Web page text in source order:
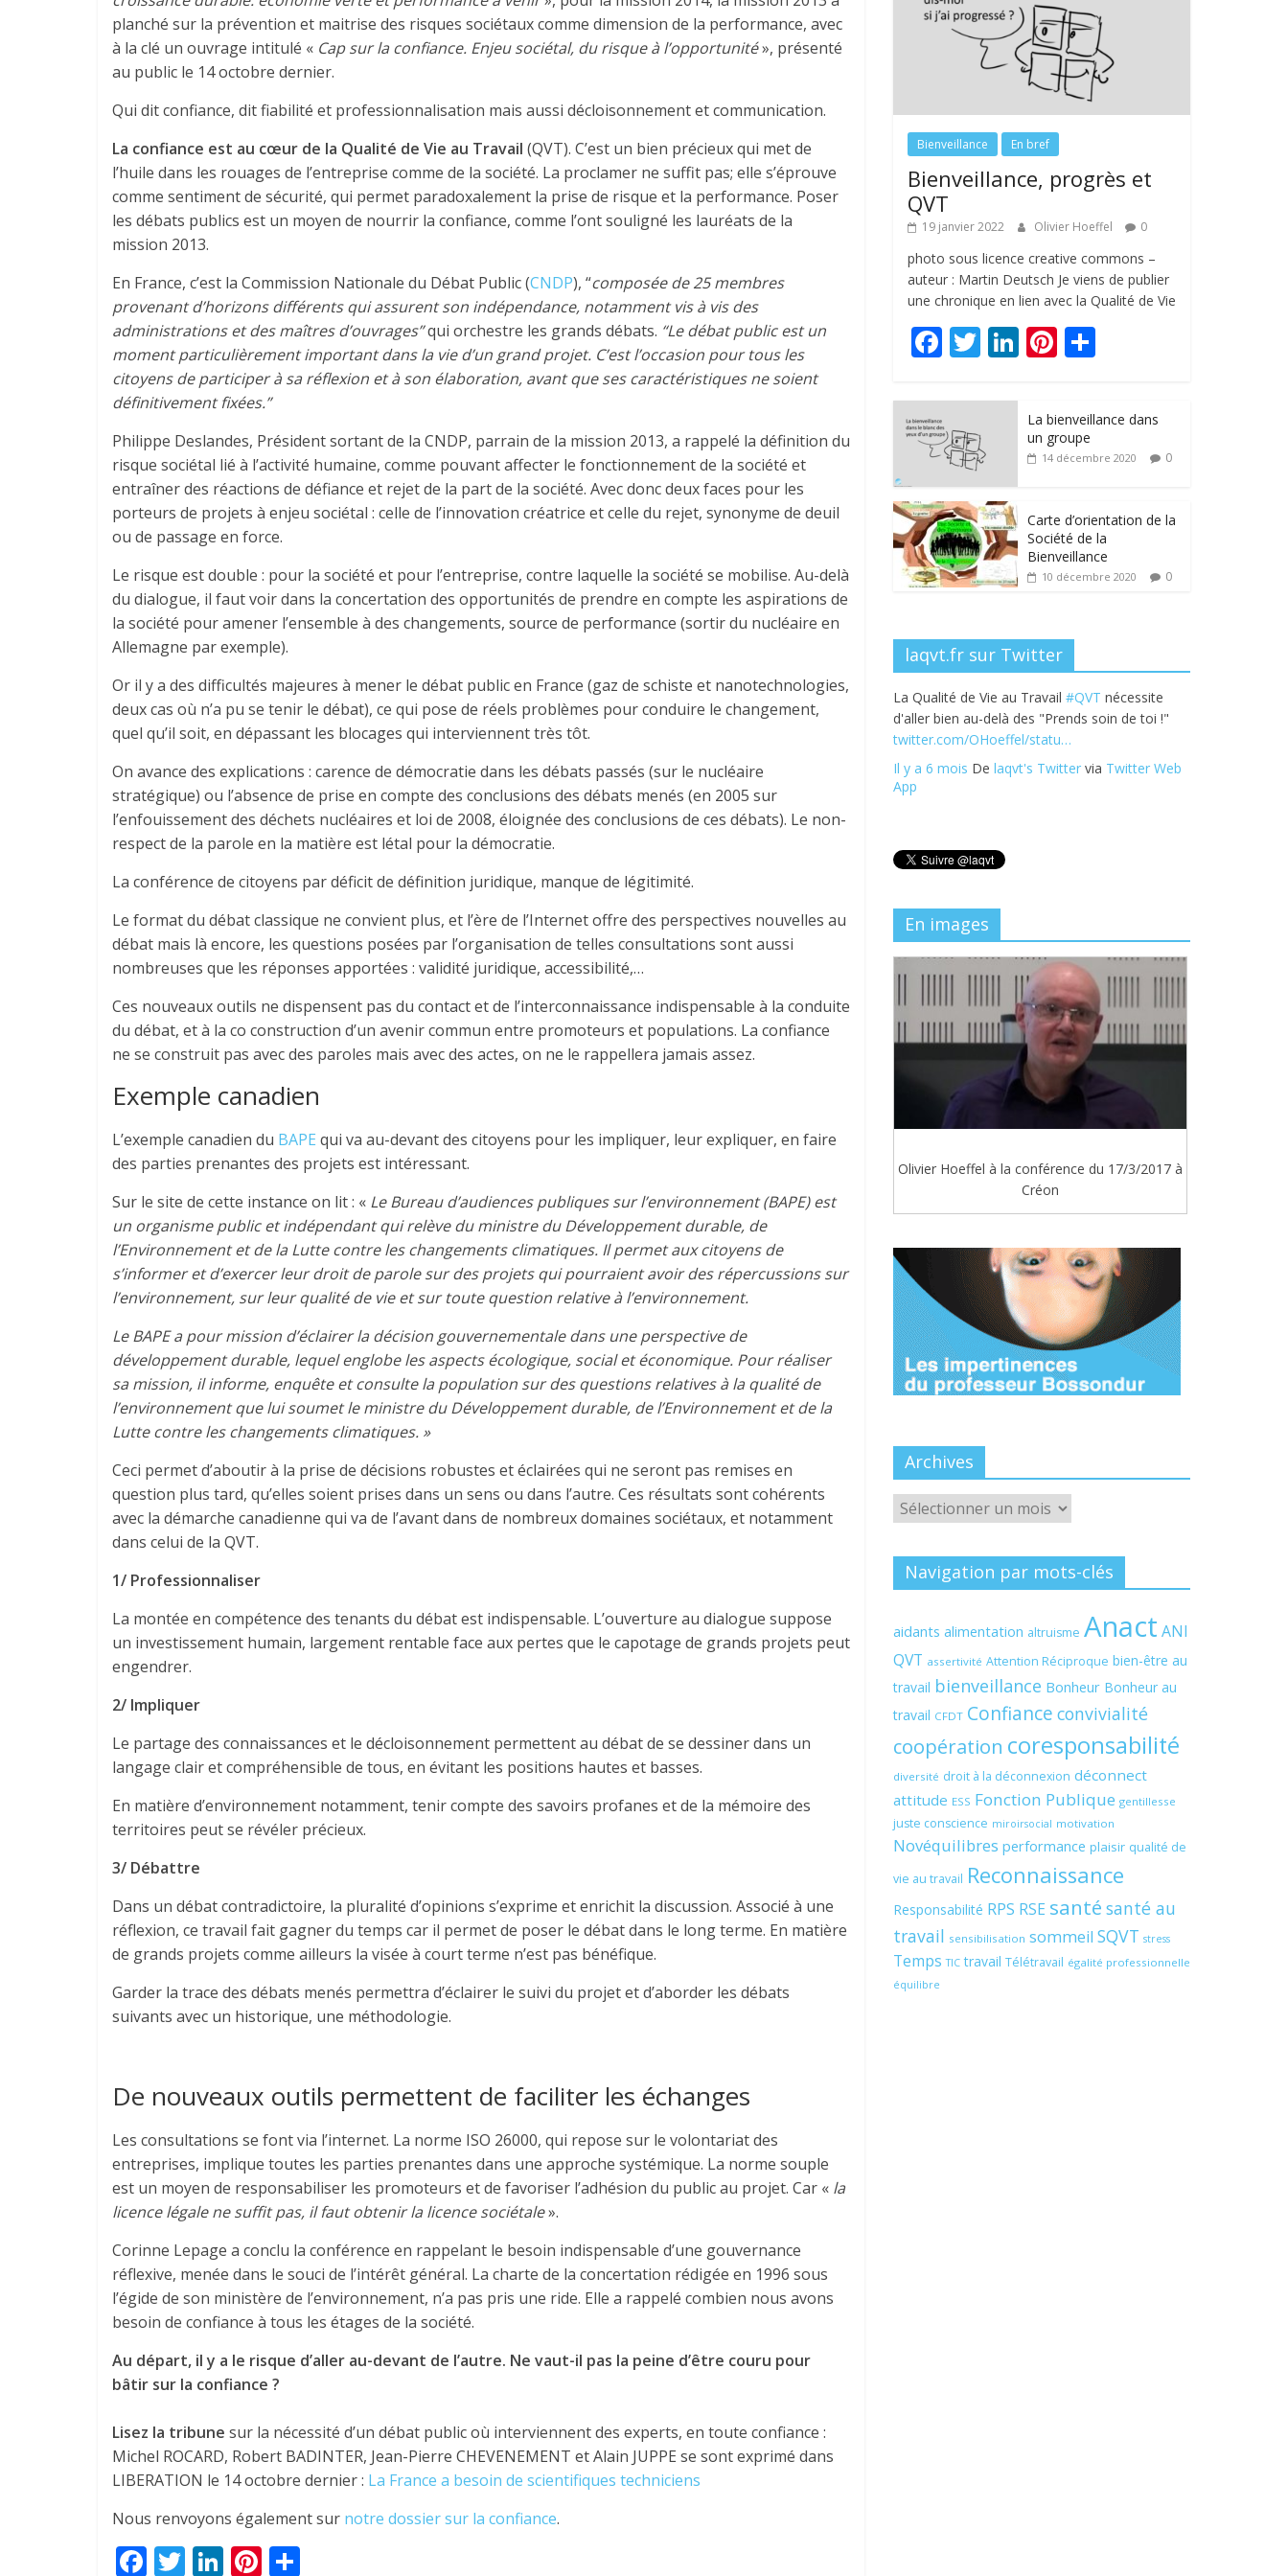
planché sur la prévention et maitrise des risques sociétaux comme dimension de la performance, avec
à la clé un ouvrage intitulé « Cap sur la confiance. Enjeu sociétal, du risque à l’opportunité», présenté
au public le 14 octobre dernier.
Qui dit confiance, dit fiabilité et professionnalisation mais aussi décloisonnement et communication.
La confiance est au cœur de la Qualité de Vie au Travail (QVT). C’est un bien précieux qui met de
l’huile dans les rouages de l’entreprise comme de la société. La proclamer ne suffit pas; elle s’éprouve
comme sentiment de sécurité, qui permet paradoxalement la prise de risque et la performance. Poser
les débats publics est un moyen de nourrir la confiance, comme l’ont souligné les lauréats de la
mission 2013.
En France, c’est la Commission Nationale du Débat Public (CNDP), “composée de 25 membres
provenant d’horizons différents qui assurent son indépendance, notamment vis à vis des
administrations et des maîtres d’ouvrages”qui orchestre les grands débats. “Le débat public est un
moment particulièrement important dans la vie d’un grand projet. C’est l’occasion pour tous les
citoyens de participer à sa réflexion et à son élaboration, avant que ses caractéristiques ne soient
définitivement fixées.”
Philippe Deslandes, Président sortant de la CNDP, parrain de la mission 2013, a rappelé la définition du
risque sociétal lié à l’activité humaine, comme pouvant affecter le fonctionnement de la société et
entraîner des réactions de défiance et rejet de la part de la société. Avec donc deux faces pour les
porteurs de projets à enjeu sociétal : celle de l’innovation créatrice et celle du rejet, synonyme de deuil
ou de passage en force.
Le risque est double : pour la société et pour l’entreprise, contre laquelle la société se mobilise. Au-delà
du dialogue, il faut voir dans la concertation des opportunités de prendre en compte les aspirations de
la société pour amener l’ensemble à des changements, source de performance (sortir du nucléaire en
Allemagne par exemple).
Or il y a des difficultés majeures à mener le débat public en France (gaz de schiste et nanotechnologies,
deux cas où n’a pu se tenir le débat), ce qui pose de réels problèmes pour conduire le changement,
quel qu’il soit, en dépassant les blocages qui interviennent très tôt.
On avance des explications : carence de démocratie dans les débats passés (sur le nucléaire
stratégique) ou l’absence de prise en compte des conclusions des débats menés (en 2005 sur
l’enfouissement des déchets nucléaires et loi de 2008, éloignée des conclusions de ces débats). Le non-
respect de la parole en la matière est létal pour la démocratie.
La conférence de citoyens par déficit de définition juridique, manque de légitimité.
Le format du débat classique ne convient plus, et l’ère de l’Internet offre des perspectives nouvelles au
débat mais là encore, les questions posées par l’organisation de telles consultations sont aussi
nombreuses que les réponses apportées : validité juridique, accessibilité,…
Ces nouveaux outils ne dispensent pas du contact et de l’interconnaissance indispensable à la conduite
du débat, et à la co construction d’un avenir commun entre promoteurs et populations. La confiance
ne se construit pas avec des paroles mais avec des actes, on ne le rappellera jamais assez.
Exemple canadien
L’exemple canadien du BAPE qui va au-devant des citoyens pour les impliquer, leur expliquer, en faire
des parties prenantes des projets est intéressant.
Sur le site de cette instance on lit : « Le Bureau d’audiences publiques sur l’environnement (BAPE) est
un organisme public et indépendant qui relève du ministre du Développement durable, de
l’Environnement et de la Lutte contre les changements climatiques. Il permet aux citoyens de
s’informer et d’exercer leur droit de parole sur des projets qui pourraient avoir des répercussions sur
l’environnement, sur leur qualité de vie et sur toute question relative à l’environnement.
Le BAPE a pour mission d’éclairer la décision gouvernementale dans une perspective de
développement durable, lequel englobe les aspects écologique, social et économique. Pour réaliser
sa mission, il informe, enquête et consulte la population sur des questions relatives à la qualité de
l’environnement que lui soumet le ministre du Développement durable, de l’Environnement et de la
Lutte contre les changements climatiques. »
Ceci permet d’aboutir à la prise de décisions robustes et éclairées qui ne seront pas remises en
question plus tard, qu’elles soient prises dans un sens ou dans l’autre. Ces résultats sont cohérents
avec la démarche canadienne qui va de l’avant dans de nombreux domaines sociétaux, et notamment
dans celui de la QVT.
1/ Professionnaliser
La montée en compétence des tenants du débat est indispensable. L’ouverture au dialogue suppose
un investissement humain, largement rentable face aux pertes que le capotage de grands projets peut
engendrer.
2/ Impliquer
Le partage des connaissances et le décloisonnement permettent au débat de se dessiner dans un
langage clair et compréhensible de tous, en évitant les positions hautes et basses.
En matière d’environnement notamment, tenir compte des savoirs profanes et de la mémoire des
territoires peut se révéler précieux.
3/ Débattre
Dans un débat contradictoire, la pluralité d’opinions s’exprime et enrichit la discussion. Associé à une
réflexion, ce travail fait gagner du temps car il permet de poser le débat dans le long terme. En matière
de grands projets comme ailleurs la visée à court terme n’est pas bénéfique.
Garder la trace des débats menés permettra d’éclairer le suivi du projet et d’aborder les débats
suivants avec un historique, une méthodologie.
De nouveaux outils permettent de faciliter les échanges
Les consultations se font via l’internet. La norme ISO 26000, qui repose sur le volontariat des
entreprises, implique toutes les parties prenantes dans une approche systémique. La norme souple
est un moyen de responsabiliser les promoteurs et de favoriser l’adhésion du public au projet. Car « la
licence légale ne suffit pas, il faut obtenir la licence sociétale».
Corinne Lepage a conclu la conférence en rappelant le besoin indispensable d’une gouvernance
réflexive, menée dans le souci de l’intérêt général. La charte de la concertation rédigée en 1996 sous
l’égide de son ministère de l’environnement, n’a pas pris une ride. Elle a rappelé combien nous avons
besoin de confiance à tous les étages de la société.
Au départ, il y a le risque d’aller au-devant de l’autre. Ne vaut-il pas la peine d’être couru pour
bâtir sur la confiance ?
Lisez la tribune sur la nécessité d’un débat public où interviennent des experts, en toute confiance :
Michel ROCARD, Robert BADINTER, Jean-Pierre CHEVENEMENT et Alain JUPPE se sont exprimé dans
LIBERATION le 14 octobre dernier : La France a besoin de scientifiques techniciens
Nous renvoyons également sur notre dossier sur la confiance.
F T Li Pi
Bienveillance En bref
Bienveillance, progrès et
QVT
19 janvier 2022 Olivier Hoeffel 0
photo sous licence creative commons –
auteur : Martin Deutsch Je viens de publier
une chronique en lien avec la Qualité de Vie
F
e
b
o
o
k
T
itt
er
Li
e
dI
Pi
e
st
g
er
La bienveillance dans
un groupe
14 décembre 2020 0
Carte d’orientation de la
Société de la
Bienveillance
10 décembre 2020 0
laqvt.fr sur Twitter
La Qualité de Vie au Travail #QVT nécessite
d'aller bien au-delà des "Prends soin de toi !"
twitter.com/OHoeffel/statu…
Il y a 6 mois De laqvt's Twitter via Twitter Web
App
En images
Olivier Hoeffel à la conférence du 17/3/2017 à
Créon
Archives
Archives
Navigation par mots-clés
aidants alimentation altruisme Anact ANI
QVT assertivité Attention Réciproque bien-être au
travail bienveillance Bonheur Bonheur au
travail CFDT Confiance convivialité
coopération coresponsabilité
diversité droit à la déconnexion déconnect
attitude ESS Fonction Publique gentillesse
juste conscience miroirsocial motivation
Novéquilibres performance plaisir qualité de
vie au travail Reconnaissance
Responsabilité RPS RSE santé santé au
travail sensibilisation sommeil SQVT stress
Temps TIC travail Télétravail égalité professionnelle
équilibre